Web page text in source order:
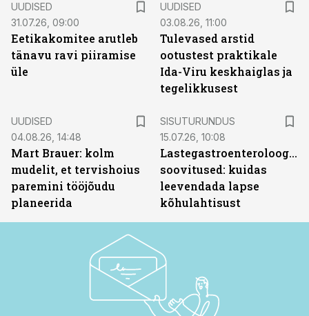
UUDISED
31.07.26, 09:00
Eetikakomitee arutleb
tänavu ravi piiramise
üle
UUDISED
03.08.26, 11:00
Tulevased arstid
ootustest praktikale
Ida-Viru keskhaiglas ja
tegelikkusest
UUDISED
04.08.26, 14:48
Mart Brauer: kolm
mudelit, et tervishoius
paremini tööjõudu
planeerida
SISUTURUNDUS
15.07.26, 10:08
Lastegastroenteroloogide
soovitused: kuidas
leevendada lapse
kõhulahtisust